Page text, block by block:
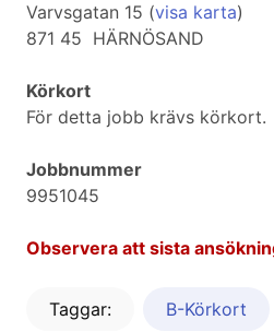
Varvsgatan 15 (visa karta)
871 45 HÄRNÖSAND
Körkort
För detta jobb krävs körkort.
Jobbnummer
9951045
Observera att sista
Taggar: B-Körkort